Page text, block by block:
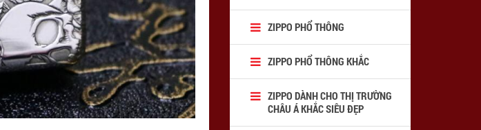
ZIPPO PHỔ THÔNG
ZIPPO PHỔ THÔNG KHẮC
ZIPPO DÀNH CHO THỊ TRƯỜNG
CHÂU Á KHẮC SIÊU ĐẸP